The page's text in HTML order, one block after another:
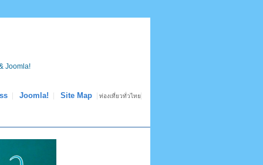
Joomla!
Joomla! Site Map ท่องเที่ยวทั่วไทย